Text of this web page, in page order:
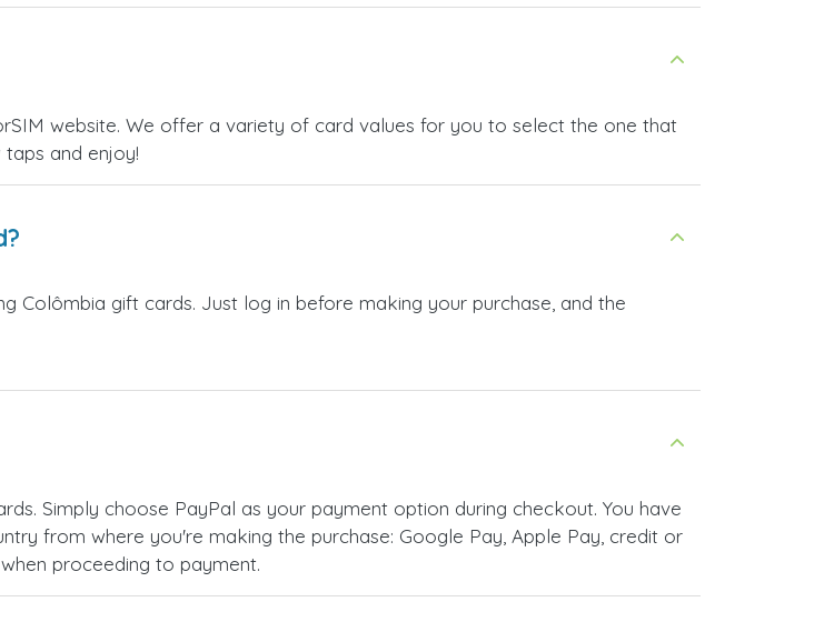
website. We offer a variety of card values for you to select the one that
and enjoy!
Colômbia gift cards. Just log in before making your purchase, and the
Simply choose PayPal as your payment option during checkout. You have
from where you're making the purchase: Google Pay, Apple Pay, credit or
proceeding to payment.